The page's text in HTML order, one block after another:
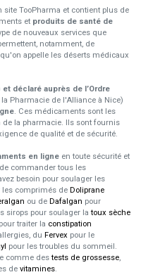
TooPharma et contient plus de
et produits de santé de
de nouveaux services que
notamment, de
appelle les déserts médicaux
et déclaré auprès de l’Ordre
la Pharmacie de l'Alliance à Nice)
. Ces médicaments sont les
la pharmacie. Ils sont fournis
de qualité et de sécurité.
en ligne en toute sécurité et
commander tous les
besoin pour soulager les
les comprimés de Doliprane
ou de Dafalgan pour
sirops pour soulager latoux sèche
traiter la constipation
du Fervex pour le
pour les troubles du sommeil.
comme destests de grossesse,
de vitamines.